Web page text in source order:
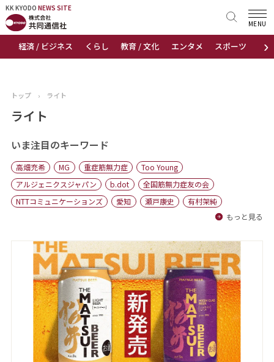
KK KYODO NEWS SITE
›
経済 / ビジネス くらし 教育 / 文化 エンタメ スポーツ 地域
MENU
KK KYODONEWS SITE
トップページ
ニュース
おすすめコンテンツ
出版物
会社概要
トップ › ライト
ライト
いま注目のキーワード
高畑充希 MG 重症筋無力症
Too Young
アルジェニクスジャパン
b.dot
全国筋無力症友の会
NTTコミュニケーションズ
愛知 瀬戸康史
有村架純
もっと見る